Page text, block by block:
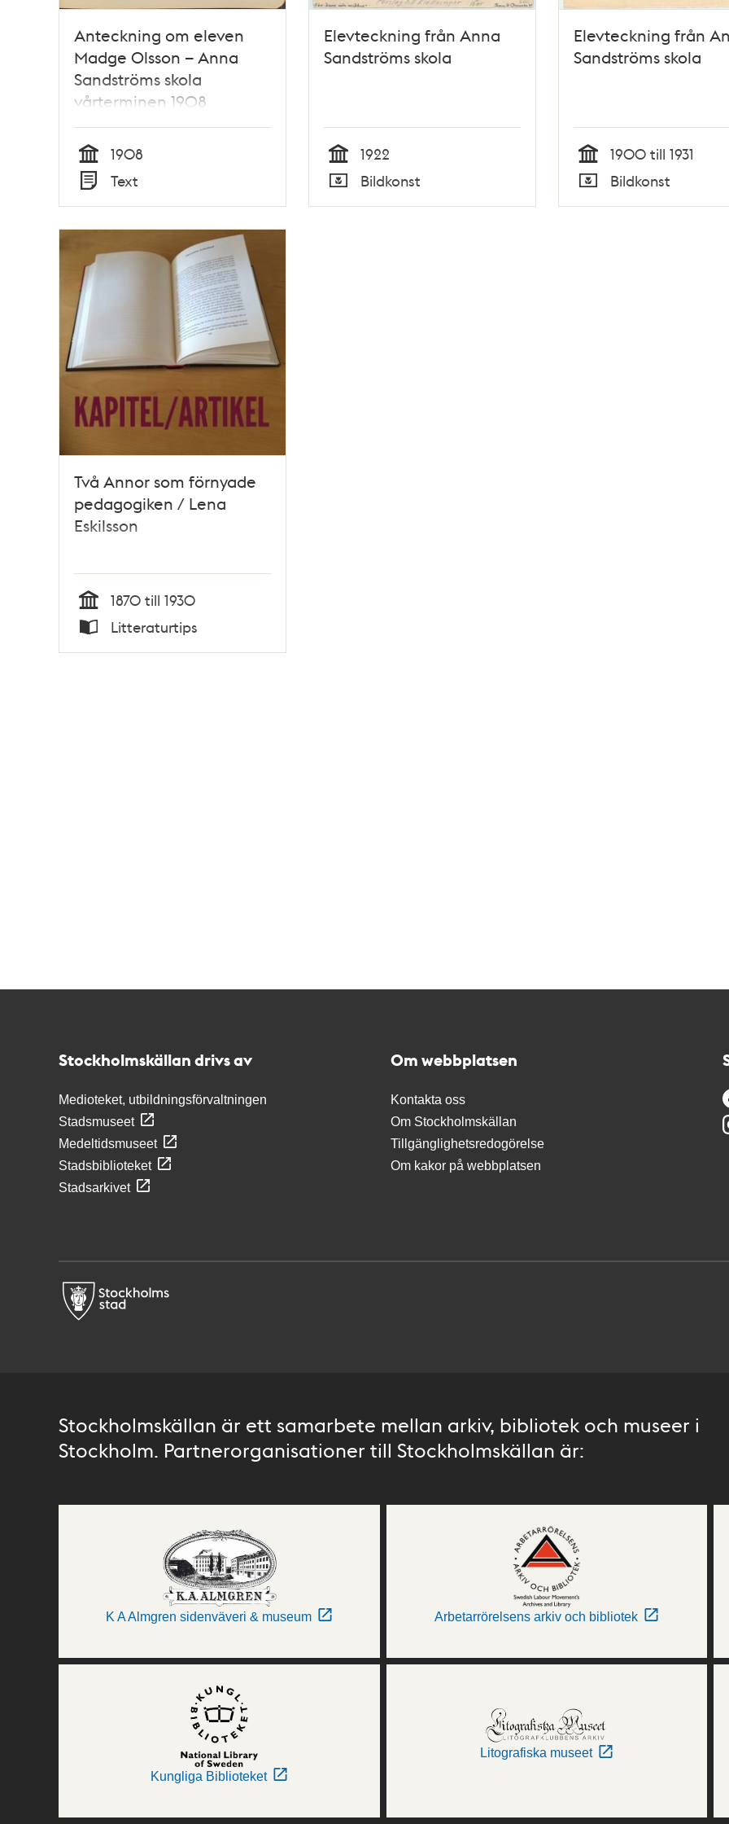
Anteckning om eleven
Madge Olsson – Anna
Sandströms skola
vårterminen 1908
Tid
1908
Typ
Text
Elevteckning från Anna
Sandströms skola
Tid
1922
Typ
Bildkonst
Elevteckning från
Sandströms skola
Tid
1900 till 1931
Typ
Bildkonst
Två Annor som förnyade
pedagogiken / Lena
Eskilsson
Tid
1870 till 1930
Typ
Litteraturtips
Stockholmskällan drivs av
Medioteket, utbildningsförvaltningen
Stadsmuseet
Medeltidsmuseet
Stadsbiblioteket
Stadsarkivet
Om webbplatsen
Kontakta oss
Om Stockholmskällan
Tillgänglighetsredogörelse
Om kakor på webbplatsen
Stockholmskällan är ett samarbete mellan arkiv, bibliotek och museer i
Stockholm. Partnerorganisationer till Stockholmskällan är:
K A Almgren sidenväveri & museum Arbetarrörelsens arkiv och bibliotek
Kungliga Biblioteket
Litografiska museet